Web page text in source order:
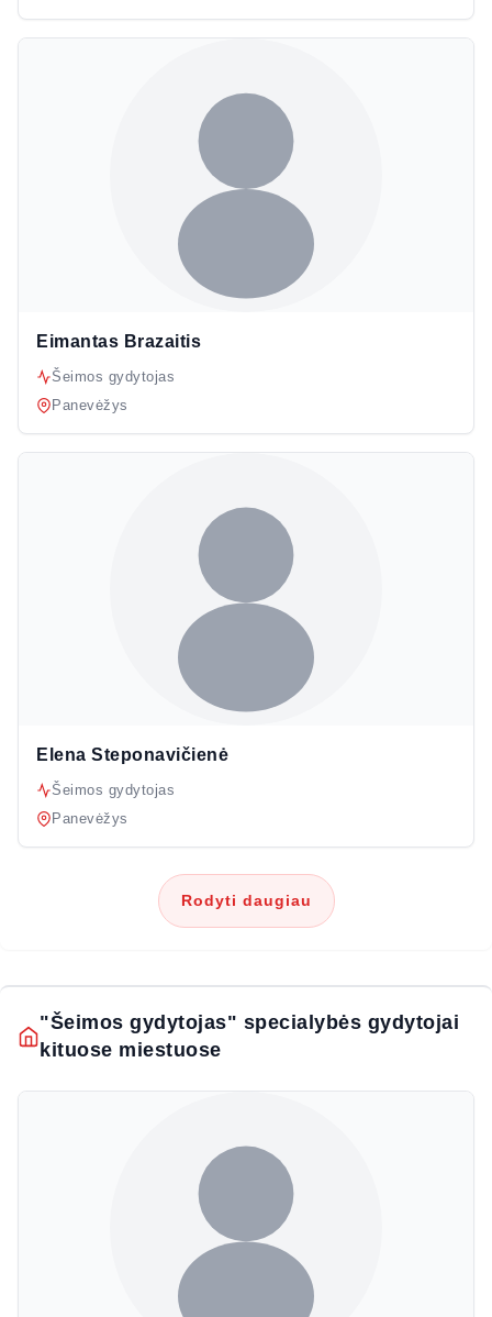
Eimantas Brazaitis
Šeimos gydytojas
Panevėžys
Elena Steponavičienė
Šeimos gydytojas
Panevėžys
Rodyti daugiau
"Šeimos gydytojas" specialybės gydytojai
kituose miestuose